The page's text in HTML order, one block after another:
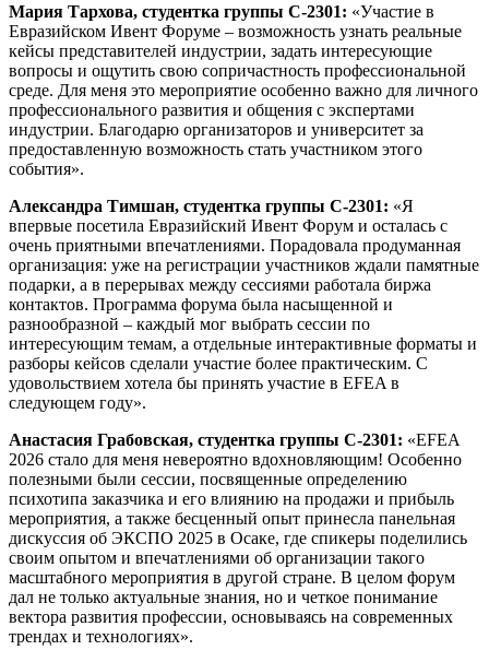
Мария Тархова, студентка группы С-2301: «Участие в
Евразийском Ивент Форуме – возможность узнать реальные
кейсы представителей индустрии, задать интересующие
вопросы и ощутить свою сопричастность профессиональной
среде. Для меня это мероприятие особенно важно для личного
профессионального развития и общения с экспертами
индустрии. Благодарю организаторов и университет за
предоставленную возможность стать участником этого
события».
Александра Тимшан, студентка группы С-2301: «Я
впервые посетила Евразийский Ивент Форум и осталась с
очень приятными впечатлениями. Порадовала продуманная
организация: уже на регистрации участников ждали памятные
подарки, а в перерывах между сессиями работала биржа
контактов. Программа форума была насыщенной и
разнообразной – каждый мог выбрать сессии по
интересующим темам, а отдельные интерактивные форматы и
разборы кейсов сделали участие более практическим. С
удовольствием хотела бы принять участие в EFEA в
следующем году».
Анастасия Грабовская, студентка группы С-2301: «EFEA
2026 стало для меня невероятно вдохновляющим! Особенно
полезными были сессии, посвященные определению
психотипа заказчика и его влиянию на продажи и прибыль
мероприятия, а также бесценный опыт принесла панельная
дискуссия об ЭКСПО 2025 в Осаке, где спикеры поделились
своим опытом и впечатлениями об организации такого
масштабного мероприятия в другой стране. В целом форум
дал не только актуальные знания, но и четкое понимание
вектора развития профессии, основываясь на современных
трендах и технологиях».